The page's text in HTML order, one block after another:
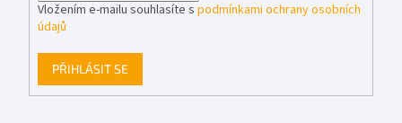
Vložením e-mailu souhlasíte s podmínkami ochrany osobních
údajů
PŘIHLÁSIT SE